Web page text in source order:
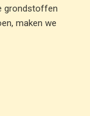
grondstoffen
maken we